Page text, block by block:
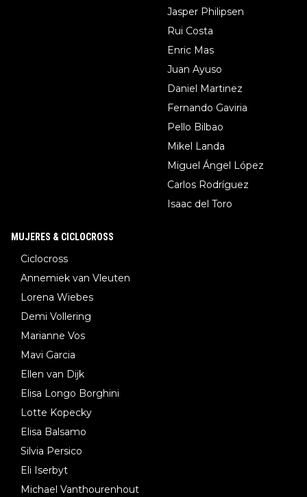
Jasper Philipsen
Rui Costa
Enric Mas
Juan Ayuso
Daniel Martinez
Fernando Gaviria
Pello Bilbao
Mikel Landa
Miguel Ángel López
Carlos Rodríguez
Isaac del Toro
MUJERES & CICLOCROSS
Ciclocross
Annemiek van Vleuten
Lorena Wiebes
Demi Vollering
Marianne Vos
Mavi Garcia
Ellen van Dijk
Elisa Longo Borghini
Lotte Kopecky
Elisa Balsamo
Silvia Persico
Eli Iserbyt
Michael Vanthourenhout